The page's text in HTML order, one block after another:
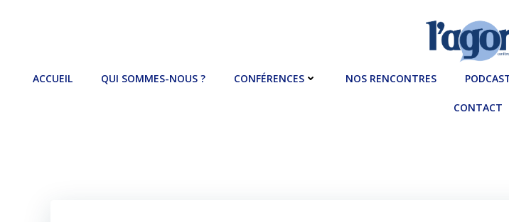
ACCUEIL QUI SOMMES-NOUS ? CONFÉRENCES NOS RENCONTRES
CONTACT